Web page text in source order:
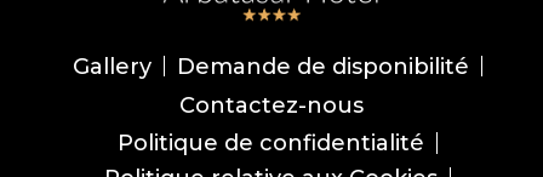
Gallery
Demande de disponibilité
Contactez-nous
Politique de confidentialité